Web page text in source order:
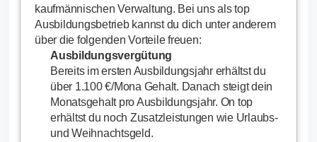
kaufmännischen Verwaltung. Bei uns als top
Ausbildungsbetrieb kannst du dich unter anderem
über die folgenden Vorteile freuen:
Ausbildungsvergütung
Bereits im ersten Ausbildungsjahr erhältst du
über 1.100 €/Mona Gehalt. Danach steigt dein
Monatsgehalt pro Ausbildungsjahr. On top
erhältst du noch Zusatzleistungen wie Urlaubs-
und Weihnachtsgeld.